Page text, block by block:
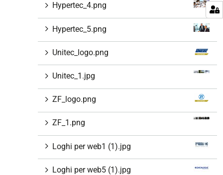
Hypertec_4.png
Hypertec_5.png
Unitec_logo.png
Unitec_1.jpg
ZF_logo.png
ZF_1.png
Loghi per web1 (1).jpg
Loghi per web5 (1).jpg